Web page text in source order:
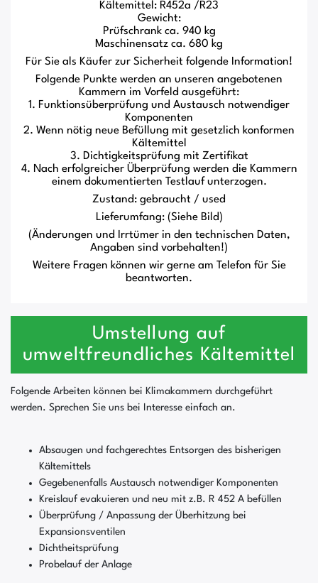
Kältemittel: R452a /R23
Gewicht:
Prüfschrank ca. 940 kg
Maschinensatz ca. 680 kg
Für Sie als Käufer zur Sicherheit folgende Information!
Folgende Punkte werden an unseren angebotenen
Kammern im Vorfeld ausgeführt:
1. Funktionsüberprüfung und Austausch notwendiger
Komponenten
2. Wenn nötig neue Befüllung mit gesetzlich konformen
Kältemittel
3. Dichtigkeitsprüfung mit Zertifikat
4. Nach erfolgreicher Überprüfung werden die Kammern
einem dokumentierten Testlauf unterzogen.
Zustand: gebraucht / used
Lieferumfang: (Siehe Bild)
(Änderungen und Irrtümer in den technischen Daten,
Angaben sind vorbehalten!)
Weitere Fragen können wir gerne am Telefon für Sie
beantworten.
Umstellung auf
umweltfreundliches Kältemittel
Folgende Arbeiten können bei Klimakammern durchgeführt
werden. Sprechen Sie uns bei Interesse einfach an.
Absaugen und fachgerechtes Entsorgen des bisherigen
Kältemittels
Gegebenenfalls Austausch notwendiger Komponenten
Kreislauf evakuieren und neu mit z.B. R 452 A befüllen
Überprüfung / Anpassung der Überhitzung bei
Expansionsventilen
Dichtheitsprüfung
Probelauf der Anlage